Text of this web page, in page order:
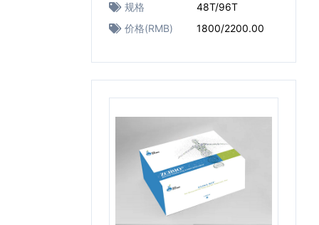
规格
48T/96T
价格(RMB)
1800/2200.00